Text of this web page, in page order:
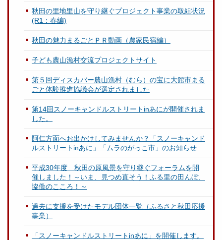
秋田の里地里山を守り継ぐプロジェクト事業の取組状況
(R1：春編)
秋田の魅力まるごとＰＲ動画（農家民宿編）
子ども農山漁村交流プロジェクトサイト
第５回ディスカバー農山漁村（むら）の宝に大館市まる
ごと体験推進協議会が選定されました
第14回スノーキャンドルストリートinあにが開催されま
した。
阿仁方面へお出かけしてみませんか？「スノーキャンド
ルストリートinあに」「ムラのがっこ市」のお知らせ
平成30年度 秋田の原風景を守り継ぐフォーラムを開
催しました！～いま、見つめ直そう！ふる里の田んぼ、
協働のこころ！～
過去に支援を受けたモデル団体一覧（ふるさと秋田応援
事業）
「スノーキャンドルストリートinあに」を開催します。